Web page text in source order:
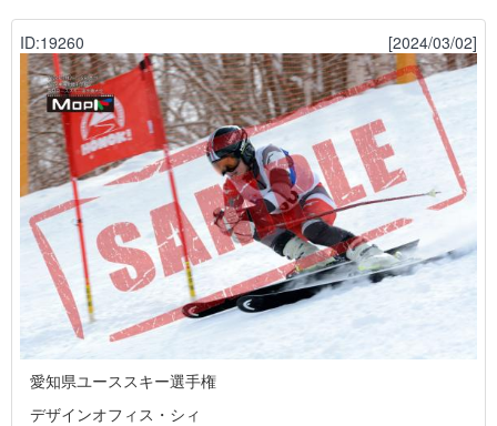
ID:19260 [2024/03/02]
愛知県ユーススキー選手権
デザインオフィス・シィ